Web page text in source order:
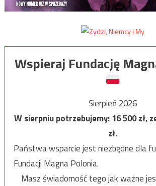
Wspieraj Fundację
Sierpień 2026
W sierpniu potrzebujemy:16 500zł,
zł.
Państwa wsparcie jest niezbędne dla
Fundacji Magna Polonia.
Masz świadomość tego jak ważne